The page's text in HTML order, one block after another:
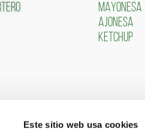
Este sitio web usa cookies
MAYONESA
AJONESA
KETCHUP